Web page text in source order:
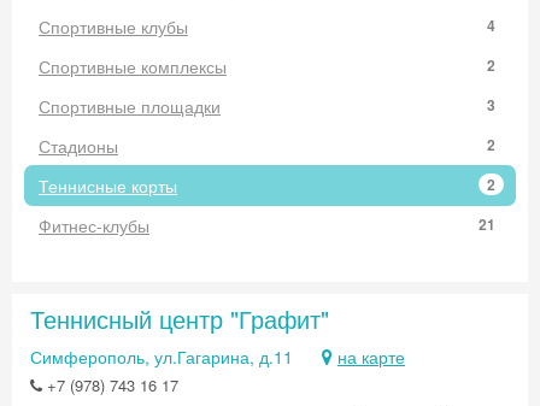
Спортивные клубы 4
Спортивные комплексы 2
Спортивные площадки 3
Стадионы 2
Теннисные корты 2
Фитнес-клубы 21
Теннисный центр "Графит"
Симферополь, ул.Гагарина, д.11 на карте
+7 (978) 743 16 17